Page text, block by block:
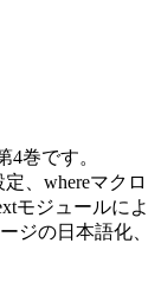
4巻です。
、whereマクロ
モジュールによ
ジの日本語化、